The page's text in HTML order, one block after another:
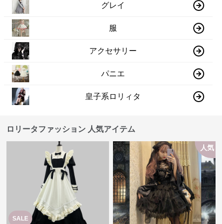
グレイ
服
アクセサリー
パニエ
皇子系ロリィタ
ロリータファッション 人気アイテム
SALE
人気